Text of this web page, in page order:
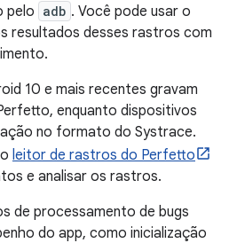
pelo adb . Você pode usar o
resultados desses rastros com
10 e mais recentes gravam
enquanto dispositivos
no formato do Systrace.
leitor de rastros do Perfetto
e analisar os rastros.
de processamento de bugs
do app, como inicialização